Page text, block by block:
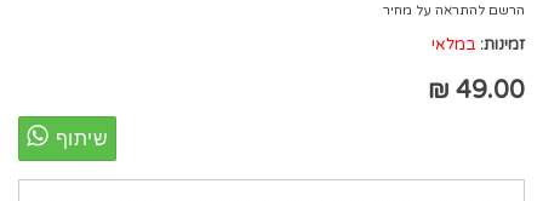
הרשם להתראה על מחיר
זמינות: במלאי
49.00 ₪